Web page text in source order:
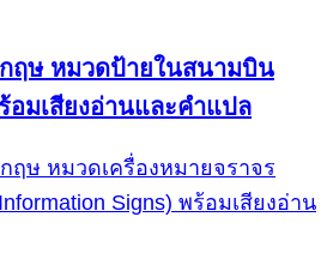
ฤษ หมวดป้ายในสนามบิน
มเสียงอ่านและคำแปล